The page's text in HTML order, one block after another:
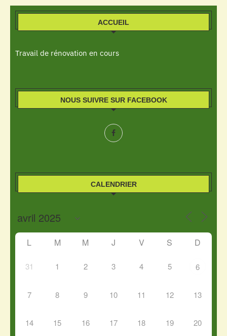
ACCUEIL
Travail de rénovation en cours
NOUS SUIVRE SUR FACEBOOK
CALENDRIER
L M M J V S D
31 1 2 3 4 5 6
7 8 9 10 11 12 13
14 15 16 17 18 19 20